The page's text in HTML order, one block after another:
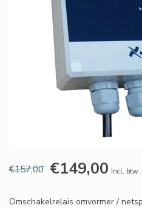
€157,00 €149,00 Incl. btw
Omschakelrelais omvormer /